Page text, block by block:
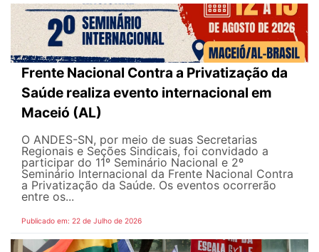
Frente Nacional Contra a Privatização da
Saúde realiza evento internacional em
Maceió (AL)
O ANDES-SN, por meio de suas Secretarias
Regionais e Seções Sindicais, foi convidado a
participar do 11º Seminário Nacional e 2º
Seminário Internacional da Frente Nacional Contra
a Privatização da Saúde. Os eventos ocorrerão
entre os...
Publicado em: 22 de Julho de 2026